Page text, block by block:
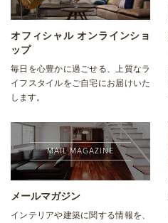
オフィシャル オンラインショ
ップ
毎日を心豊かに過ごせる、上質なラ
イフスタイルをご自宅にお届けいた
します。
MAIL MAGAZINE
メールマガジン
インテリアや建築に関する情報を、